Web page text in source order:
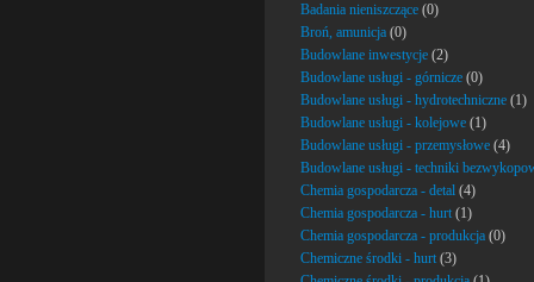
Badania nieniszczące (0)
Broń, amunicja (0)
Budowlane inwestycje (2)
Budowlane usługi - górnicze (0)
Budowlane usługi - hydrotechniczne (1)
Budowlane usługi - kolejowe (1)
Budowlane usługi - przemysłowe (4)
Budowlane usługi - techniki
Chemia gospodarcza - detal (4)
Chemia gospodarcza - hurt (1)
Chemia gospodarcza - produkcja (0)
Chemiczne środki - hurt (3)